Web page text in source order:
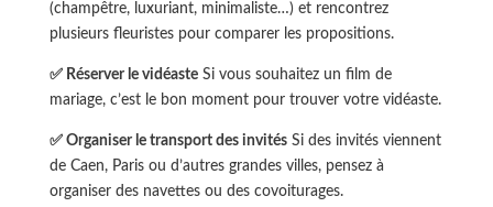
(champêtre, luxuriant, minimaliste…) et rencontrez
plusieurs fleuristes pour comparer les propositions.
✅ Réserver le vidéasteSi vous souhaitez un film de
mariage, c’est le bon moment pour trouver votre vidéaste.
✅ Organiser le transport des invitésSi des invités viennent
de Caen, Paris ou d’autres grandes villes, pensez à
organiser des navettes ou des covoiturages.